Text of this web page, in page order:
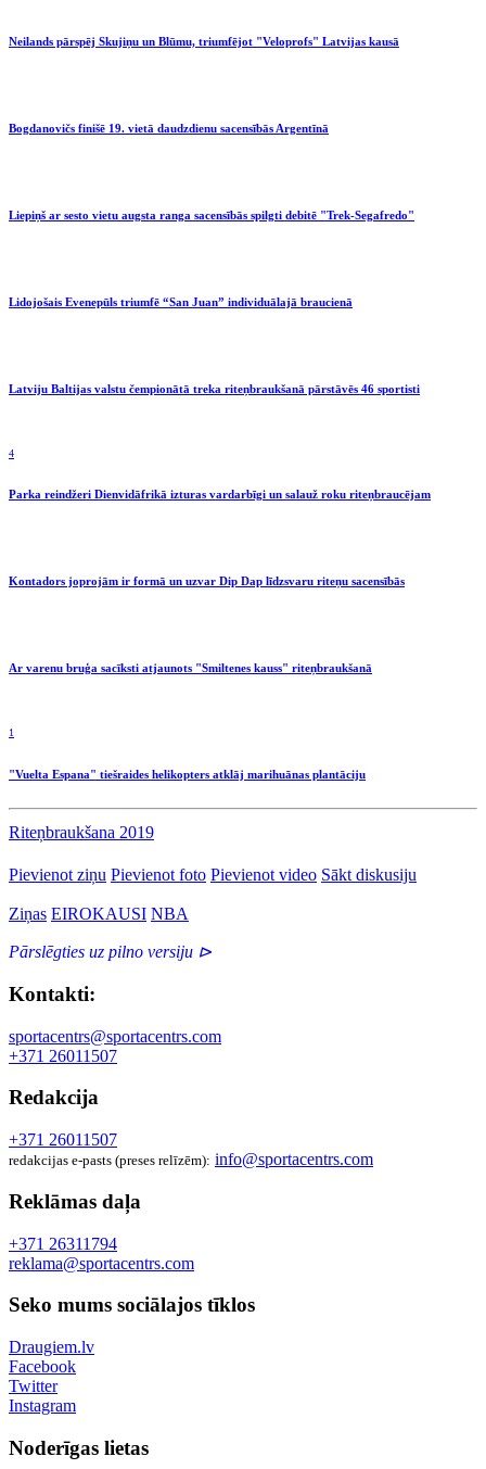
Neilands pārspēj Skujiņu un Blūmu, triumfējot "Veloprofs" Latvijas kausā
Bogdanovičs finišē 19. vietā daudzdienu sacensībās Argentīnā
Liepiņš ar sesto vietu augsta ranga sacensībās spilgti debitē "Trek-Segafredo"
Lidojošais Evenepūls triumfē “San Juan” individuālajā braucienā
Latviju Baltijas valstu čempionātā treka riteņbraukšanā pārstāvēs 46 sportisti
4
Parka reindžeri Dienvidāfrikā izturas vardarbīgi un salauž roku riteņbraucējam
Kontadors joprojām ir formā un uzvar Dip Dap līdzsvaru riteņu sacensībās
Ar varenu bruģa sacīksti atjaunots "Smiltenes kauss" riteņbraukšanā
1
"Vuelta Espana" tiešraides helikopters atklāj marihuānas plantāciju
Riteņbraukšana 2019
Pievienot ziņu Pievienot foto Pievienot video Sākt diskusiju
Ziņas EIROKAUSI NBA
Pārslēgties uz pilno versiju ⊳
Kontakti:
sportacentrs@sportacentrs.com
+371 26011507
Redakcija
+371 26011507
redakcijas e-pasts (preses relīzēm): info@sportacentrs.com
Reklāmas daļa
+371 26311794
reklama@sportacentrs.com
Seko mums sociālajos tīklos
Draugiem.lv
Facebook
Twitter
Instagram
Noderīgas lietas